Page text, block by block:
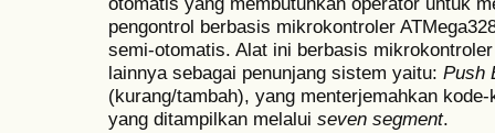
pengontrol berbasis mikrokontroler
semi-otomatis. Alat ini berbasis
lainnya sebagai penunjang sistem yaitu: Push
(kurang/tambah), yang menterjemahkan
yang ditampilkan melalui seven segment.